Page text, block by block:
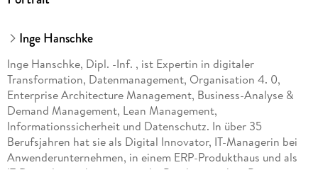
Inge Hanschke
Inge Hanschke, Dipl. -Inf. , ist Expertin in digitaler
Transformation, Datenmanagement, Organisation 4. 0,
Enterprise Architecture Management, Business-Analyse &
Demand Management, Lean Management,
Informationssicherheit und Datenschutz. In über 35
Berufsjahren hat sie als Digital Innovator, IT-Managerin bei
Anwenderunternehmen, in einem ERP-Produkthaus und als
IT-Dienstleister konsequent die Brücke zwischen Business